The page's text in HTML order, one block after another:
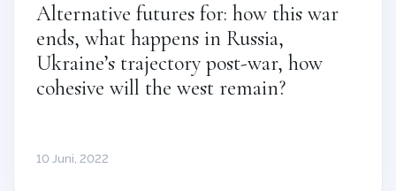
Alternative futures for: how this war
ends, what happens in Russia,
Ukraine’s trajectory post-war, how
cohesive will the west remain?
10 Juni, 2022